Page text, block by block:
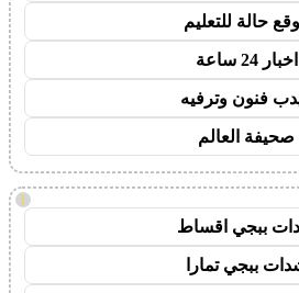
حالة للتعليم
اخبار 24 ساعة
فنون وترفيه
صحيفة العالم
!
ببجي اقساط
ببجي تمارا